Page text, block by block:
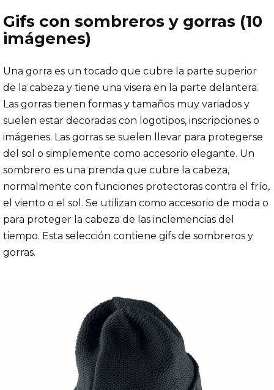
Gifs con sombreros y gorras (10
imágenes)
Una gorra es un tocado que cubre la parte superior
de la cabeza y tiene una visera en la parte delantera.
Las gorras tienen formas y tamaños muy variados y
suelen estar decoradas con logotipos, inscripciones o
imágenes. Las gorras se suelen llevar para protegerse
del sol o simplemente como accesorio elegante. Un
sombrero es una prenda que cubre la cabeza,
normalmente con funciones protectoras contra el frío,
el viento o el sol. Se utilizan como accesorio de moda o
para proteger la cabeza de las inclemencias del
tiempo. Esta selección contiene gifs de sombreros y
gorras.